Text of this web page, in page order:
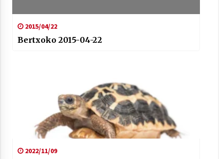
2015/04/22
Bertxoko 2015-04-22
2022/11/09